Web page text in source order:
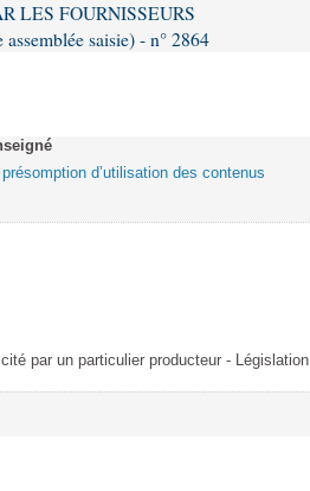
LES FOURNISSEURS
saisie) - n° 2864
d’utilisation des contenus
par un particulier producteur - Législation